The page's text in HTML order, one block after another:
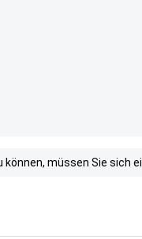
müssen Sie sich